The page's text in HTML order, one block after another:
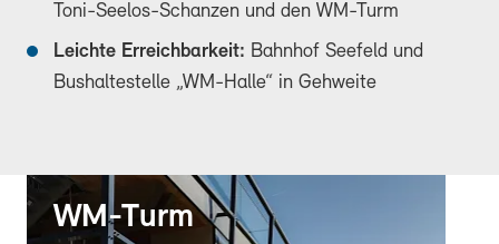
Toni-Seelos-Schanzen und den WM-Turm
Leichte Erreichbarkeit: Bahnhof Seefeld und
Bushaltestelle „WM-Halle“ in Gehweite
WM-Turm